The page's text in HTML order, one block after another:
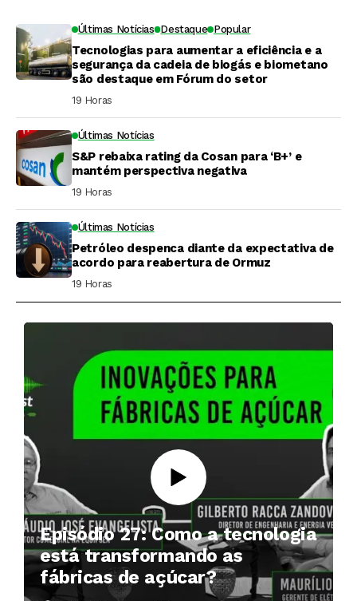
Últimas Notícias Destaque Popular
Tecnologias para aumentar a eficiência e a
segurança da cadeia de biogás e biometano
são destaque em Fórum do setor
19 Horas ⁮
Últimas Notícias
S&P rebaixa rating da Cosan para ‘B+’ e
mantém perspectiva negativa
19 Horas ⁮
Últimas Notícias
Petróleo despenca diante da expectativa de
acordo para reabertura de Ormuz
19 Horas ⁮
Episódio 27: Como a tecnologia
está transformando as
fábricas de açúcar?